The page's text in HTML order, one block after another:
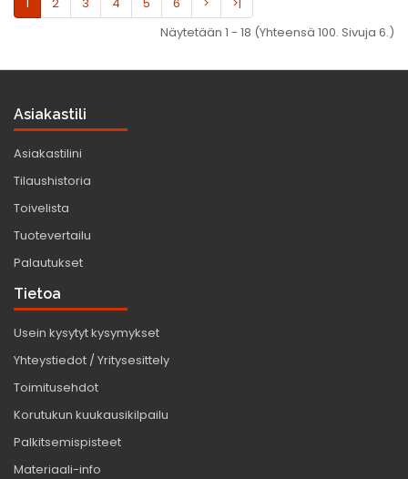
Näytetään 1 - 18 (Yhteensä 100. Sivuja 6.)
Asiakastili
Asiakastilini
Tilaushistoria
Toivelista
Tuotevertailu
Palautukset
Tietoa
Usein kysytyt kysymykset
Yhteystiedot / Yritysesittely
Toimitusehdot
Korutukun kuukausikilpailu
Palkitsemispisteet
Materiaali-info